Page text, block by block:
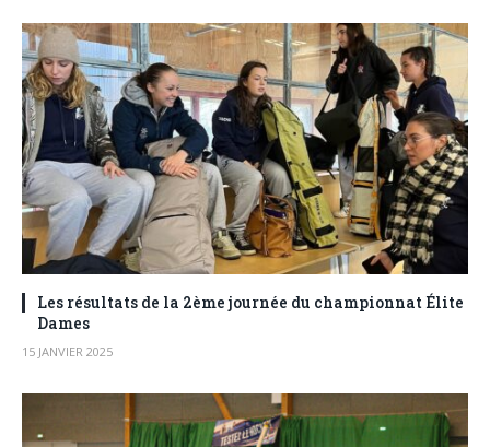
Les résultats de la 2ème journée du championnat Élite
Dames
15 JANVIER 2025